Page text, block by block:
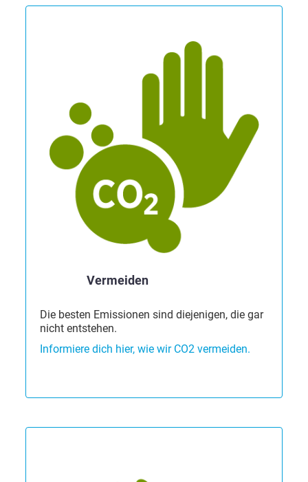
Vermeiden
Die besten Emissionen sind diejenigen, die gar
nicht entstehen.
Informiere dich hier, wie wir CO2 vermeiden.